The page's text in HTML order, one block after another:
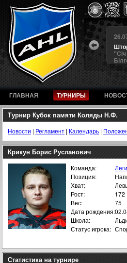
4
4
26.07.26 (ШАЛ)
3
БЕРКУТ
1
Альянс "Сiч
ГЛАВНАЯ ТУРНИРЫ
Турнир Кубок памяти Коляды Н.Ф.
Новости | Регламент | Календарь |
Крикун Борис Русланович
Команда:
Позиция:
Хват:
Рост:
172
Вес:
75
Дата рождения:
Школа:
Статус игрока:
Статистика на турнире